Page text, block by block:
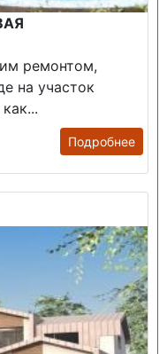
ремонтом,
на участок
Подробнее